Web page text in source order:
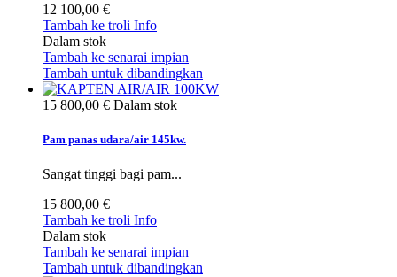
12 100,00 €
Tambah ke troli Info
Dalam stok
Tambah ke senarai impian
Tambah untuk dibandingkan
15 800,00 € Dalam stok
Pam panas udara/air 145kw.
Sangat tinggi bagi pam...
15 800,00 €
Tambah ke troli Info
Dalam stok
Tambah ke senarai impian
Tambah untuk dibandingkan